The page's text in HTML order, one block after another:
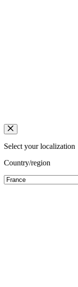
Select your localization
Country/region